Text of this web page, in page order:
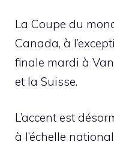
La Coupe du
Canada, à
finale mardi à
et la Suisse.
L’accent est
à l’échelle